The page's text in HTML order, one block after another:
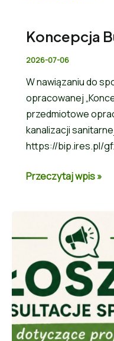
Koncepcja
2026-07-06
W nawiązaniu do
opracowanej
przedmiotowe
kanalizacji
https://bip.ires.pl/
Przeczytaj wpis »